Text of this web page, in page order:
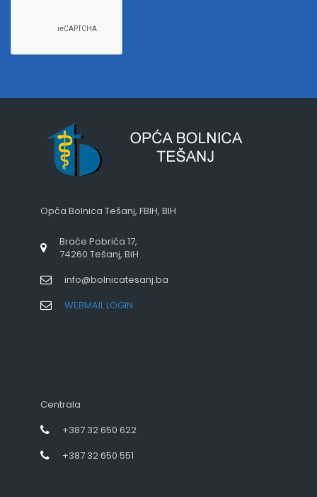
Opća Bolnica Tešanj, FBIH, BIH
Braće Pobrića 17,
74260 Tešanj, BiH
info@bolnicatesanj.ba
WEBMAIL LOGIN
Centrala
+387 32 650 622
+387 32 650 551